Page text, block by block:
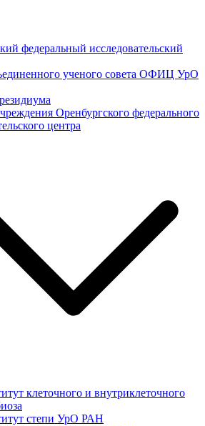
федеральный исследовательский
ученого совета ОФИЦ УрО
Оренбургского федерального
центра
клеточного и внутриклеточного
степи УрО РАН